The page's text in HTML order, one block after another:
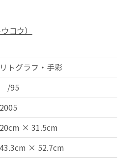
コウ）
リトグラフ・手彩
/95
2005
20cm × 31.5cm
43.3cm × 52.7cm